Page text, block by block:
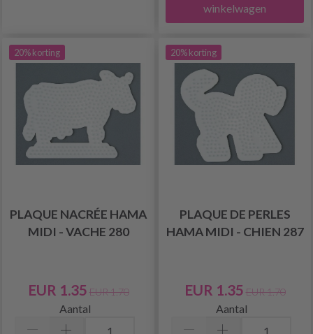
winkelwagen
20% korting
PLAQUE NACRÉE HAMA
MIDI - VACHE 280
EUR 1.35 EUR 1.70
Aantal
20% korting
PLAQUE DE PERLES
HAMA MIDI - CHIEN 287
EUR 1.35 EUR 1.70
Aantal